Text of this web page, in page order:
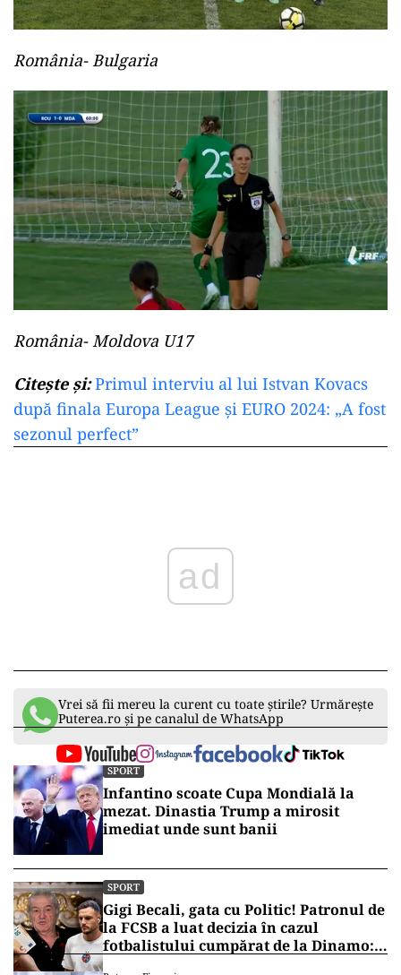
România- Bulgaria
România- Moldova U17
Citește și: Primul interviu al lui Istvan Kovacs
după finala Europa League și EURO 2024: „A fost
sezonul perfect”
ad
Vrei să fii mereu la curent cu toate știrile? Urmărește
Puterea.ro și pe canalul de WhatsApp
SPORT
Infantino scoate Cupa Mondială la
mezat. Dinastia Trump a mirosit
imediat unde sunt banii
SPORT
Gigi Becali, gata cu Politic! Patronul de
la FCSB a luat decizia în cazul
fotbalistului cumpărat de la Dinamo: